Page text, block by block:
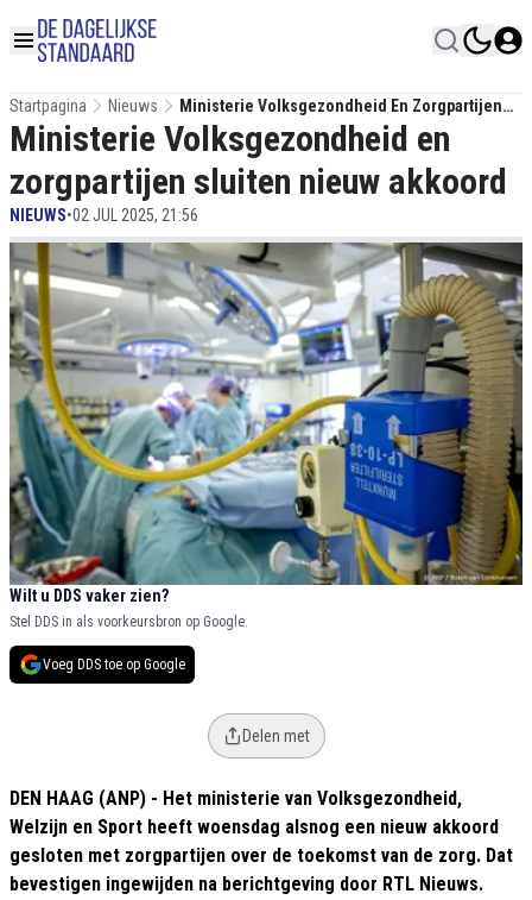
Startpagina Nieuws
Ministerie Volksgezondheid En Zorgpartijen
Sluiten Nieuw Akkoord
Ministerie Volksgezondheid en
zorgpartijen sluiten nieuw akkoord
NIEUWS•02 JUL 2025, 21:56
Wilt u DDS vaker zien?
Stel DDS in als voorkeursbron op Google.
Voeg DDS toe op Google
Delen met
DEN HAAG (ANP) - Het ministerie van Volksgezondheid,
Welzijn en Sport heeft woensdag alsnog een nieuw akkoord
gesloten met zorgpartijen over de toekomst van de zorg. Dat
bevestigen ingewijden na berichtgeving door RTL Nieuws.